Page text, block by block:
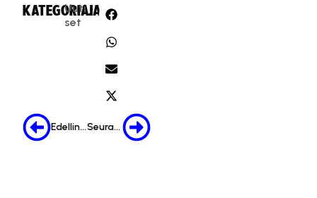
KATEGORIA:
Uuti
set
JAA:
Edellinen Seuraava